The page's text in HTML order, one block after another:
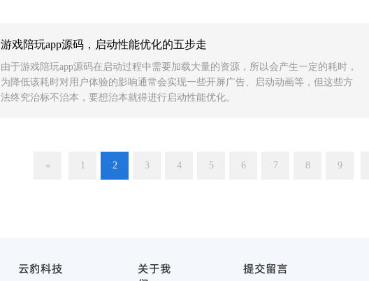
游戏陪玩app源码，启动性能优化的五步走
由于游戏陪玩app源码在启动过程中需要加载大量的资源，所以会产生一定的耗时，
为降低该耗时对用户体验的影响通常会实现一些开屏广告、启动动画等，但这些方
法终究治标不治本，要想治本就得进行启动性能优化。
« 1 2 3 4 5 6 7 8 9
云豹科技
关于我
提交留言